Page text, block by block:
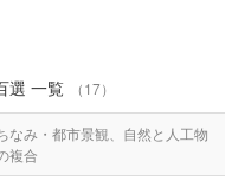
選 一覧 （17）
なみ・都市景観、自然と人工物
複合